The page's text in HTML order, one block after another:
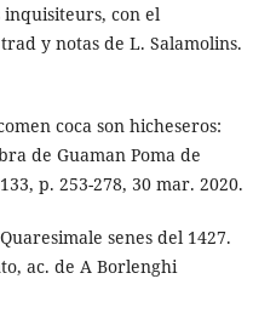
inquisiteurs, con el
y notas de L. Salamolins.
coca son hicheseros:
de Guaman Poma de
p. 253-278, 30 mar. 2020.
senes del 1427.
ac. de A Borlenghi